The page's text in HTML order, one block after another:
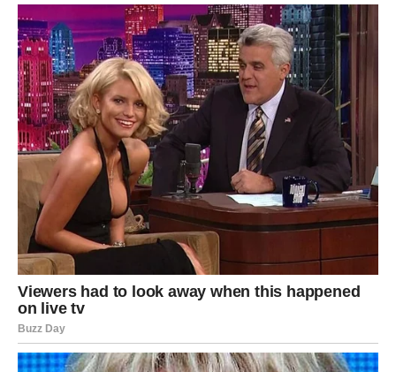
finansijska sigurnost, ljubavna sreća i važni susreti
pokazaće da nijedan iskren san nije uzalud. Ovo je vreme
kada će mnogi shvatiti da se najveće nagrade često
pojavljuju onda kada im se najmanje nadamo.
Najviše razloga za zadovoljstvo imaće Blizanci, Lavovi,
Vodolije i Jarčevi, jer upravo njima zvezde donose
najveće preokrete, ostvarenje važnih ciljeva i prilike koje
mogu obeležiti naredni period. Ipak, svaki znak dobija
šansu da napravi korak ka životu koji je dugo priželjkivao.
Pred vama su dani u kojima će mnoge tihe želje konačno
pronaći svoj put do stvarnosti.